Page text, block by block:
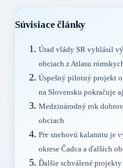
Súvisiace články
Úrad vlády SR vyhlásil
obciach z Atlasu
Úspešný pilotný projekt
na Slovensku pokračuje
Medzinárodný rok
obciach
Pre snehovú kalamitu je
okrese Čadca a ďalších
Ďalšie schválené